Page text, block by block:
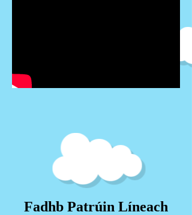
Fadhb Patrúin Líneach